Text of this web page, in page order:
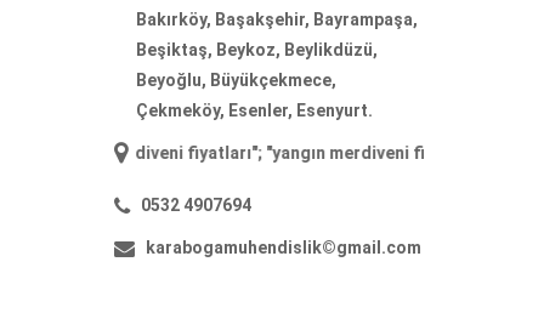
Bakırköy, Başakşehir, Bayrampaşa,
Beşiktaş, Beykoz, Beylikdüzü,
Beyoğlu, Büyükçekmece,
Çekmeköy, Esenler, Esenyurt.
merdiveni fiyatları"; "yangın merdiveni firmaları"; "
0532 4907694
karabogamuhendislik©gmail.com